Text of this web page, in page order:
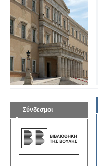
Σύνδεσμοι